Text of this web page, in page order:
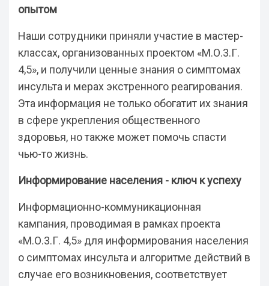
опытом
Наши сотрудники приняли участие в мастер-
классах, организованных проектом «М.О.3.Г.
4,5», и получили ценные знания о симптомах
инсульта и мерах экстренного реагирования.
Эта информация не только обогатит их знания
в сфере укрепления общественного
здоровья, но также может помочь спасти
чью-то жизнь.
Информирование населения - ключ к успеху
Информационно-коммуникационная
кампания, проводимая в рамках проекта
«М.О.3.Г. 4,5» для информирования населения
о симптомах инсульта и алгоритме действий в
случае его возникновения, соответствует